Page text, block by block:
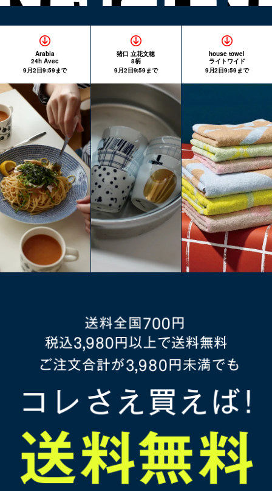
Arabia
24h Avec
9月2日9:59まで
猪口 立花文穂
8柄
9月2日9:59まで
house towel
ライトワイド
9月2日9:59まで